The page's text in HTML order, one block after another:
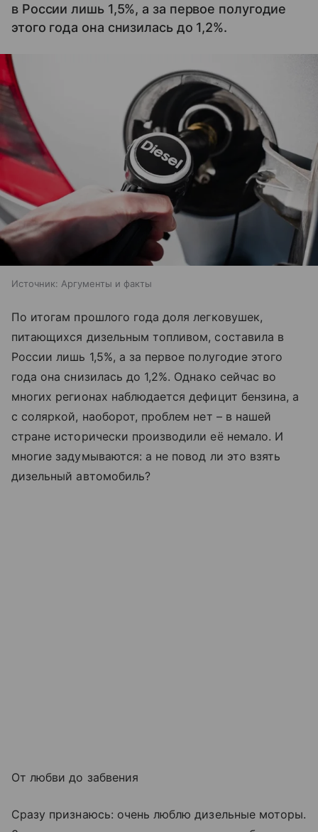
в России лишь 1,5%, а за первое полугодие
этого года она снизилась до 1,2%.
Источник: Аргументы и факты
По итогам прошлого года доля легковушек,
питающихся дизельным топливом, составила в
России лишь 1,5%, а за первое полугодие этого
года она снизилась до 1,2%. Однако сейчас во
многих регионах наблюдается дефицит бензина, а
с соляркой, наоборот, проблем нет – в нашей
стране исторически производили её немало. И
многие задумываются: а не повод ли это взять
дизельный автомобиль?
От любви до забвения
Сразу признаюсь: очень люблю дизельные моторы.